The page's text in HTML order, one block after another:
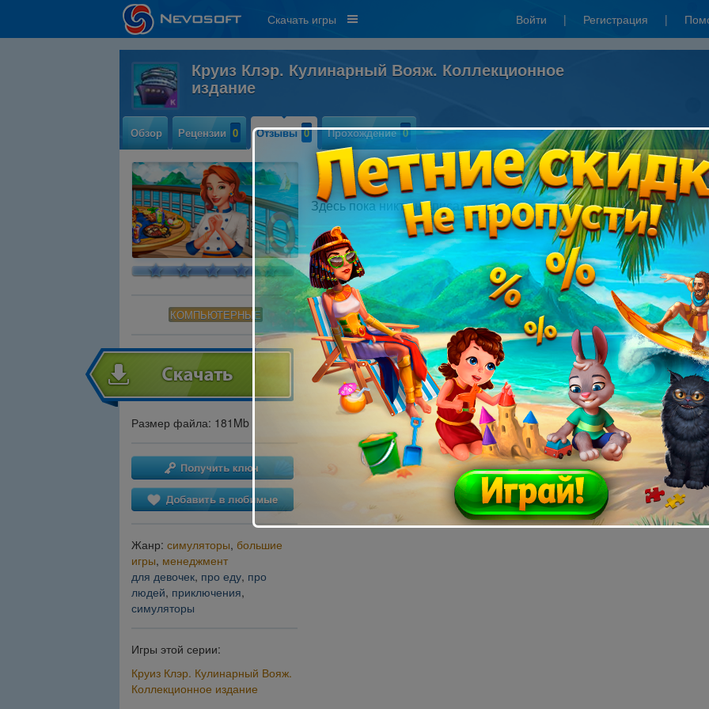
Скачать игры Войти | Регистрация |
Круиз Клэр. Кулинарный Вояж. Коллекционное
издание
Обзор Рецензии 0 Отзывы 0 Прохождение 0
КОМПЬЮТЕРНЫЕ
Размер файла: 181Mb
Жанр: симуляторы, большие
игры, менеджмент
для девочек, про еду, про
людей, приключения,
симуляторы
Игры этой серии:
Круиз Клэр. Кулинарный Вояж.
Коллекционное издание
Написать отзыв
Здесь пока никто не писал